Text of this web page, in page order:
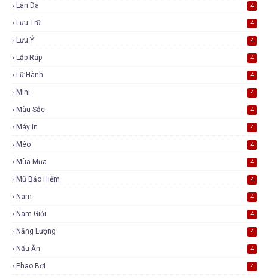
Làn Da 4
Lưu Trữ 4
Lưu Ý 4
Lắp Ráp 4
Lữ Hành 4
Mini 4
Màu Sắc 4
Máy In 4
Mèo 4
Mùa Mưa 4
Mũ Bảo Hiểm 4
Nam 4
Nam Giới 4
Năng Lượng 4
Nấu Ăn 4
Phao Bơi 4